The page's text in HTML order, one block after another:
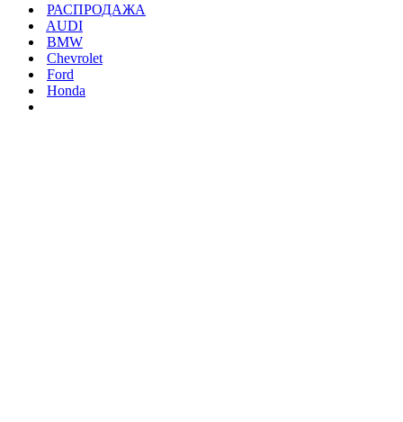
РАСПРОДАЖА
AUDI
BMW
Chevrolet
Ford
Honda